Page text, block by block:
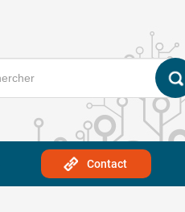
Contact